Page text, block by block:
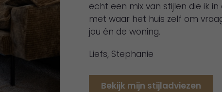
echt een mix van stijlen die ik
met waar het huis zelf om
jou én de woning.
Liefs, Stephanie
Bekijk mijn stijladviezen